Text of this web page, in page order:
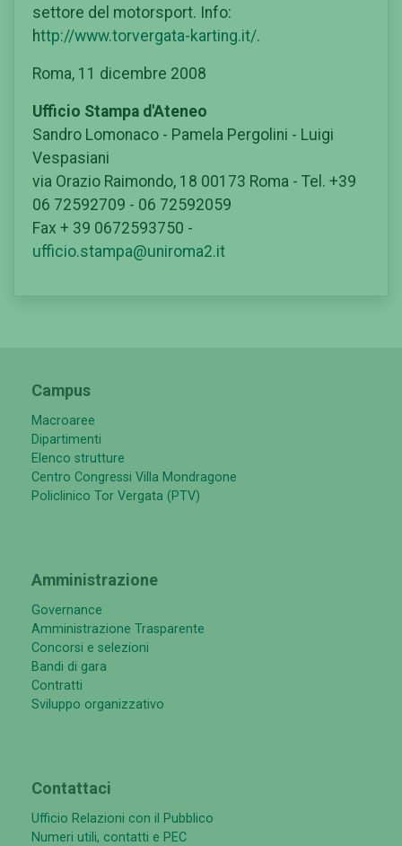
settore del motorsport. Info:
http://www.torvergata-karting.it/.
Roma, 11 dicembre 2008
Ufficio Stampa d'Ateneo
Sandro Lomonaco - Pamela Pergolini - Luigi
Vespasiani
via Orazio Raimondo, 18 00173 Roma - Tel. +39
06 72592709 - 06 72592059
Fax + 39 0672593750 -
ufficio.stampa@uniroma2.it
Campus
Macroaree
Dipartimenti
Elenco strutture
Centro Congressi Villa Mondragone
Policlinico Tor Vergata (PTV)
Amministrazione
Governance
Amministrazione Trasparente
Concorsi e selezioni
Bandi di gara
Contratti
Sviluppo organizzativo
Contattaci
Ufficio Relazioni con il Pubblico
Numeri utili, contatti e PEC